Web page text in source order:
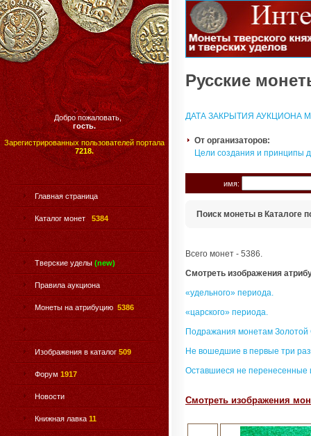
Добро пожаловать,
гость.
Зарегистрированных пользователей портала
7218.
Главная страница
Каталог монет 5384
Тверские уделы (new)
Правила аукциона
Монеты на атрибуцию 5386
Изображения в каталог 509
Форум 1917
Новости
Книжная лавка 11
Русские
ДАТА ЗАКРЫТИЯ АУКЦИОНА
От организаторов:
Цели создания и принципы
имя:
Поиск монеты в Каталоге
Всего монет - 5386.
Смотреть изображения
«удельного» периода.
«царского» периода.
Подражания монетам
Не вошедшие в первые три
Оставшиеся не перенесенные
Смотреть изображения